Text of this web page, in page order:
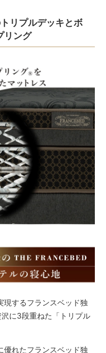
リプルデッキとボ
リング
現するフランスベッド独
沢に3段重ねた「トリプル
優れたフランスベッド独